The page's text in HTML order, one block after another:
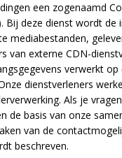
een zogenaamd
Bij deze dienst wordt de
mediabestanden,
van externe CDN-
verwerkt op
dienstverleners
Als je
de basis van onze
van de
beschreven.